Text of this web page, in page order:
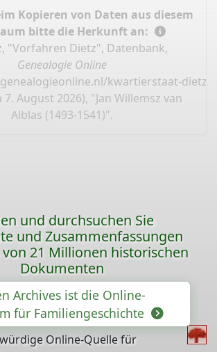
Kopieren von Daten aus diesem
bitte die Herkunft an:
"Vorfahren Dietz", Datenbank,
Genealogie Online
kwartierstaat-dietz/
August 2026), "Jan Willemsz van
Alblas (1493-1541)".
und durchsuchen Sie
und Zusammenfassungen
von 21 Millionen historischen
Dokumenten
Archives ist die Online-
für Familiengeschichte
Online-Quelle für